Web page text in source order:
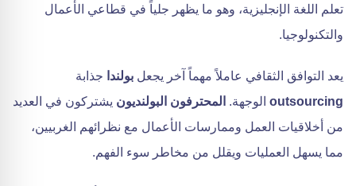
تعلم اللغة الإنجليزية، وهو ما يظهر جلياً في قطاعي الأعمال
والتكنولوجيا.
يعد التوافق الثقافي عاملاً مهماً آخر يجعل بولندا جذابة
outsourcing الوجهة. المحترفون البولنديون يشتركون في العديد
من أخلاقيات العمل وممارسات الأعمال مع نظرائهم الغربيين،
مما يسهل العمليات ويقلل من مخاطر سوء الفهم.